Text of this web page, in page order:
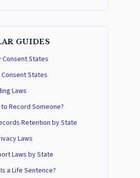
GUIDES
Consent States
States
Laws
Record Someone?
Retention by State
Laws
Laws by State
a Life Sentence?